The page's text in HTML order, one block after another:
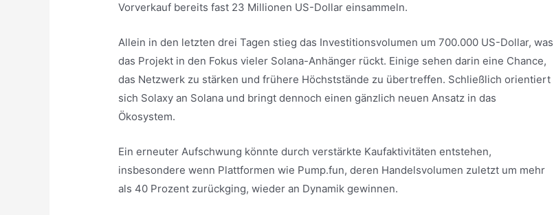
Vorverkauf bereits fast 23 Millionen US-Dollar einsammeln.
Allein in den letzten drei Tagen stieg das Investitionsvolumen um 700.000 US-Dollar, was
das Projekt in den Fokus vieler Solana-Anhänger rückt. Einige sehen darin eine Chance,
das Netzwerk zu stärken und frühere Höchststände zu übertreffen. Schließlich orientiert
sich Solaxy an Solana und bringt dennoch einen gänzlich neuen Ansatz in das
Ökosystem.
Ein erneuter Aufschwung könnte durch verstärkte Kaufaktivitäten entstehen,
insbesondere wenn Plattformen wie Pump.fun, deren Handelsvolumen zuletzt um mehr
als 40 Prozent zurückging, wieder an Dynamik gewinnen.